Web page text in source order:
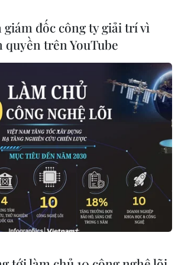
địa phương cũng đã chủ động
thường quân, các tổ chức,
góp chăm lo cho các đối
với tổng kinh phí trên 235 tỷ
khó khăn do dịch bệnh
kết "Chung một tấm lòng,"
dịch như chống giặc" và sự
hộ quý báu của Đảng bộ, chính
Tổ quốc và các đoàn thể, nhân
hướng về thành phố mang
và nhân dân Thành phố Hồ
sức mạnh, động lực vững
giám đốc công ty giải trí vì
trên YouTube